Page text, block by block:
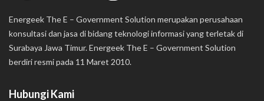
Energeek The E – Government Solution merupakan perusahaan
konsultasi dan jasa di bidang teknologi informasi yang terletak di
Surabaya Jawa Timur. Energeek The E – Government Solution
berdiri resmi pada 11 Maret 2010.
Hubungi Kami